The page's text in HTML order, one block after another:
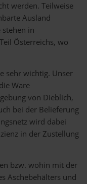
werden. Teilweise
Ausland
in
Österreichs, wo
sehr wichtig. Unser
Ware
von Dieblich,
bei der Belieferung
wird dabei
in der Zustellung
bzw. wohin mit der
Aschebehälters und